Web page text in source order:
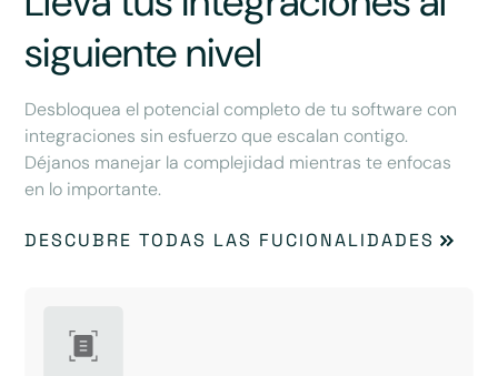
siguiente nivel
Desbloquea el potencial completo de tu software con
integraciones sin esfuerzo que escalan contigo.
Déjanos manejar la complejidad mientras te enfocas
en lo importante.
DESCUBRE TODAS LAS FUCIONALIDADES